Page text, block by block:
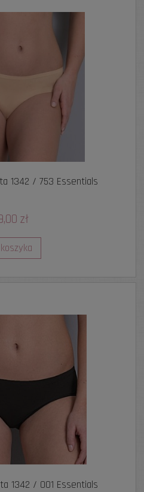
1342 / 753 Essentials
zł
1342 / 001 Essentials